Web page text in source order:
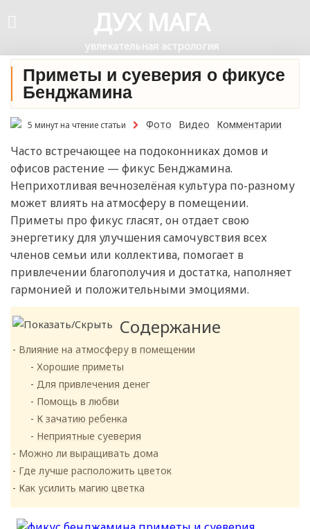
ДУХ МАГА
увлекательная астрология
Приметы и суеверия о фикусе
Бенджамина
5 минут на чтение статьи Фото Видео Комментарии
Часто встречающее на подоконниках домов и
офисов растение — фикус Бенджамина.
Неприхотливая вечнозелёная культура по-разному
может влиять на атмосферу в помещении.
Приметы про фикус гласят, он отдает свою
энергетику для улучшения самочувствия всех
членов семьи или коллектива, помогает в
привлечении благополучия и достатка, наполняет
гармонией и положительными эмоциями.
Содержание
Влияние на атмосферу в помещении
Хорошие приметы
Для привлечения денег
Помощь в любви
К зачатию ребенка
Неприятные суеверия
Можно ли выращивать дома
Где лучше расположить цветок
Как усилить магию цветка